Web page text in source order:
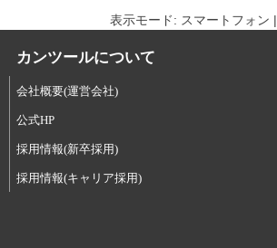
表示モード: スマートフォン |
カンツールについて
会社概要(運営会社)
公式HP
採用情報(新卒採用)
採用情報(キャリア採用)